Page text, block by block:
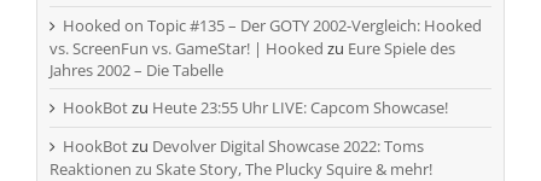
Hooked on Topic #135 – Der GOTY 2002-Vergleich: Hooked
vs. ScreenFun vs. GameStar! | Hooked zu Eure Spiele des
Jahres 2002 – Die Tabelle
HookBotzu Heute 23:55 Uhr LIVE: Capcom Showcase!
HookBotzu Devolver Digital Showcase 2022: Toms
Reaktionen zu Skate Story, The Plucky Squire & mehr!